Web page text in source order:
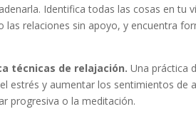
Identifica todas las cosas en
las relaciones sin apoyo, y encuentra
técnicas de relajación.Una práctica
estrés y aumentar los sentimientos de
progresiva o la meditación.